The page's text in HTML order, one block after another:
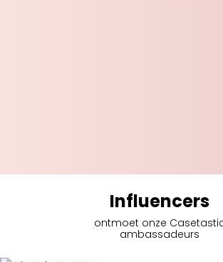
Influencers
ontmoet onze
ambassadeurs